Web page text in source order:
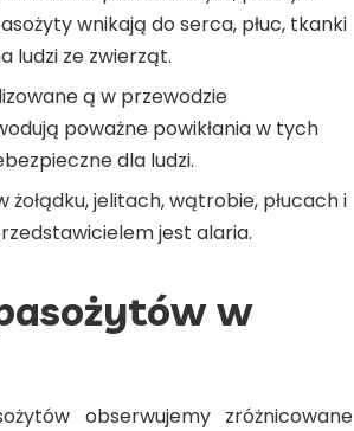
wnikają do serca, płuc, tkanki
ludzi ze zwierząt.
ą w przewodzie
poważne powikłania w tych
dla ludzi.
żołądku, jelitach, wątrobie, płucach i
jest alaria.
w
obserwujemy zróżnicowane